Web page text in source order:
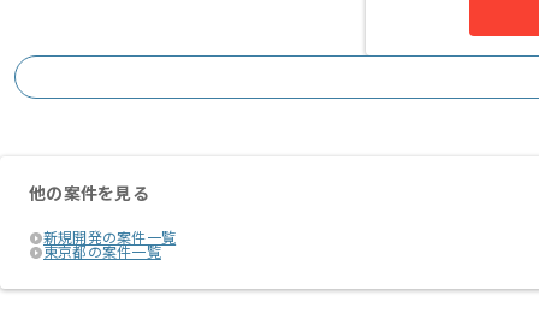
他の案件を見る
新規開発の案件一覧
東京都の案件一覧